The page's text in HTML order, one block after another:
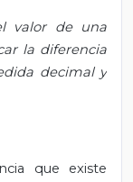
valor de una
la diferencia
decimal y
que existe